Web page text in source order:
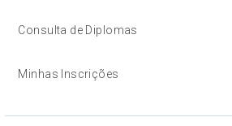
Consulta de Diplomas
Minhas Inscrições